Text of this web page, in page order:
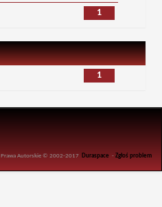
1
1
Prawa Autorskie © 2002-2017 Duraspace -Zgłoś problem